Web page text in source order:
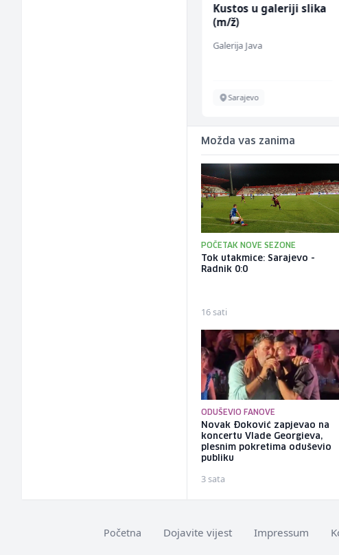
Kustos u galeriji slika
(m/ž)
Galerija Java
Sarajevo
Možda vas zanima
POČETAK NOVE SEZONE
Tok utakmice: Sarajevo -
Radnik 0:0
16 sati
ODUŠEVIO FANOVE
Novak Đoković zapjevao na
koncertu Vlade Georgieva,
plesnim pokretima oduševio
publiku
3 sata
Početna Dojavite vijest Impressum